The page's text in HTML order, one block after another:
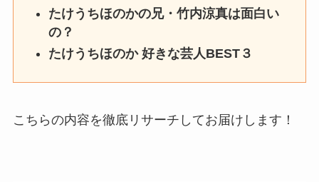
たけうちほのかの兄・竹内涼真は面白い
の？
たけうちほのか 好きな芸人BEST３
こちらの内容を徹底リサーチしてお届けします！